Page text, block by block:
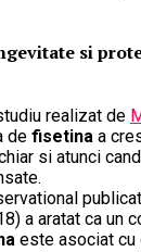
si
realizat de
de fisetina a
si atunci
a aratat ca un
este asociat